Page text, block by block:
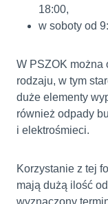
18:00,
w soboty od
W PSZOK można
rodzaju, w tym
duże elementy
również odpady
i elektrośmieci.
Korzystanie z tej
mają dużą ilość